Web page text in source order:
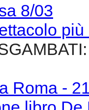
libro De
Organis -
Roma -
Hazard"